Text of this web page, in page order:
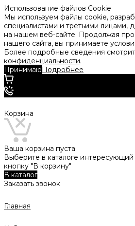
Использование файлов Cookie
Мы используем файлы cookie,
специалистами и третьими лицами,
на нашем веб-сайте. Продолжая
нашего сайта, вы принимаете
Более подробные сведения
конфиденциальности.
ПринимаюПодробнее
Корзина
Ваша корзина пуста
Выберите в каталоге
кнопку "В корзину"
В каталог
Заказать звонок
Главная